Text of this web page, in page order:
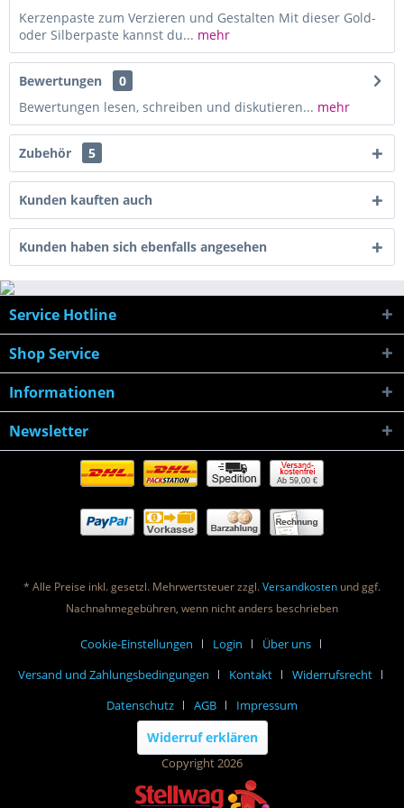
Kerzenpaste zum Verzieren und Gestalten Mit dieser Gold-
oder Silberpaste kannst du... mehr
Bewertungen
0
Bewertungen lesen, schreiben und diskutieren... mehr
Zubehör 5
Kunden kauften auch
Kunden haben sich ebenfalls angesehen
Service Hotline
Shop Service
Informationen
Newsletter
Ab 59,00 €
* Alle Preise inkl. gesetzl. Mehrwertsteuer zzgl.Versandkosten und ggf.
Nachnahmegebühren, wenn nicht anders beschrieben
Cookie-Einstellungen Login
Über uns
Versand und Zahlungsbedingungen
Kontakt
Widerrufsrecht
Datenschutz
AGB Impressum
Widerruf erklären
Copyright 2026